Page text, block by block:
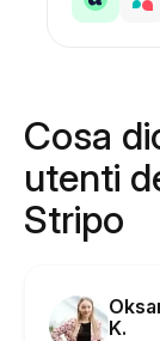
Cosa
utenti
Stripo
K.